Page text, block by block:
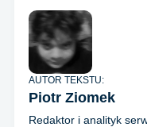
AUTOR TEKSTU:
Piotr Ziomek
Redaktor i analityk